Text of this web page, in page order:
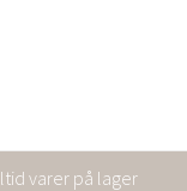
varer på lager